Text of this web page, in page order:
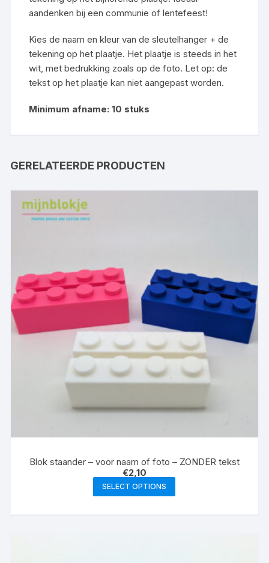
aandenken bij een communie of lentefeest!
Kies de naam en kleur van de sleutelhanger + de
tekening op het plaatje. Het plaatje is steeds in het
wit, met bedrukking zoals op de foto. Let op: de
tekst op het plaatje kan niet aangepast worden.
Minimum afname: 10 stuks
GERELATEERDE PRODUCTEN
Blok staander – voor naam of foto – ZONDER tekst
€2,10
SELECT OPTIONS